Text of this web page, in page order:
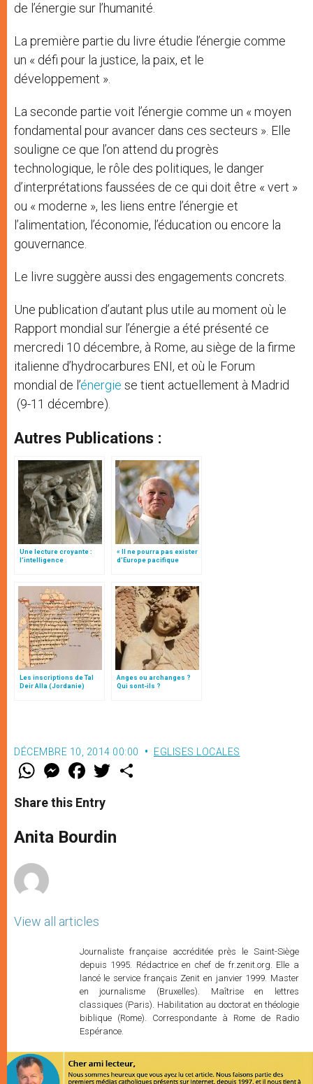
de l’énergie sur l’humanité.
La première partie du livre étudie l’énergie comme
un « défi pour la justice, la paix, et le
développement ».
La seconde partie voit l’énergie comme un « moyen
fondamental pour avancer dans ces secteurs ». Elle
souligne ce que l’on attend du progrès
technologique, le rôle des politiques, le danger
d’interprétations faussées de ce qui doit être « vert »
ou « moderne », les liens entre l’énergie et
l’alimentation, l’économie, l’éducation ou encore la
gouvernance.
Le livre suggère aussi des engagements concrets.
Une publication d’autant plus utile au moment où le
Rapport mondial sur l’énergie a été présenté ce
mercredi 10 décembre, à Rome, au siège de la firme
italienne d’hydrocarbures ENI, et où le Forum
mondial de l’énergie se tient actuellement à Madrid
(9-11 décembre).
Autres Publications :
Une lecture croyante :
l’intelligence
« Il ne pourra pas exister
d’Europe pacifique
Les inscriptions de Tal
Deir Alla (Jordanie)
Anges ou archanges ?
Qui sont-ils ?
DÉCEMBRE 10, 2014 00:00 EGLISES LOCALES
W
t
s
p
p
M
e
s
e
g
e
F
a
e
b
o
k
w
r
Share this Entry
Anita Bourdin
View all articles
Journaliste française accréditée près le Saint-Siège
depuis 1995. Rédactrice en chef de fr.zenit.org. Elle a
lancé le service français Zenit en janvier 1999. Master
en journalisme (Bruxelles). Maîtrise en lettres
classiques (Paris). Habilitation au doctorat en théologie
biblique (Rome). Correspondante à Rome de Radio
Espérance.